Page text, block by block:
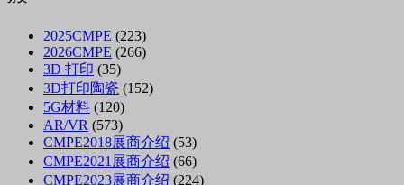
2025CMPE (223)
2026CMPE (266)
3D 打印 (35)
3D打印陶瓷 (152)
5G材料 (120)
AR/VR (573)
CMPE2018展商介绍 (53)
CMPE2021展商介绍 (66)
CMPE2023展商介绍 (224)